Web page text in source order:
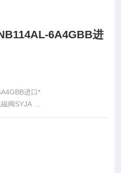
6A4GBB进
进口*
阀SYJA
sbar）
sbar）